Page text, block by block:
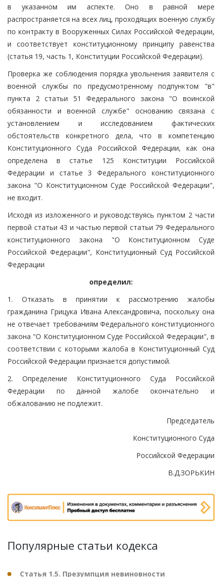
в указанном им аспекте. Оно в равной мере
распространяется на всех лиц, проходящих военную службу
по контракту в Вооруженных Силах Российской Федерации,
и соответствует конституционному принципу равенства
(статья 19, часть 1, Конституции Российской Федерации).
Проверка же соблюдения порядка увольнения заявителя с
военной службы по предусмотренному подпунктом "в"
пункта 2 статьи 51 Федерального закона "О воинской
обязанности и военной службе" основанию связана с
установлением и исследованием фактических
обстоятельств конкретного дела, что в компетенцию
Конституционного Суда Российской Федерации, как она
определена в статье 125 Конституции Российской
Федерации и статье 3 Федерального конституционного
закона "О Конституционном Суде Российской Федерации",
не входит.
Исходя из изложенного и руководствуясь пунктом 2 части
первой статьи 43 и частью первой статьи 79 Федерального
конституционного закона "О Конституционном Суде
Российской Федерации", Конституционный Суд Российской
Федерации
определил:
1. Отказать в принятии к рассмотрению жалобы
гражданина Грицука Ивана Александровича, поскольку она
не отвечает требованиям Федерального конституционного
закона "О Конституционном Суде Российской Федерации", в
соответствии с которыми жалоба в Конституционный Суд
Российской Федерации признается допустимой.
2. Определение Конституционного Суда Российской
Федерации по данной жалобе окончательно и
обжалованию не подлежит.
Председатель
Конституционного Суда
Российской Федерации
В.Д.ЗОРЬКИН
Популярные статьи кодекса
Статья 1.5. Презумпция невиновности